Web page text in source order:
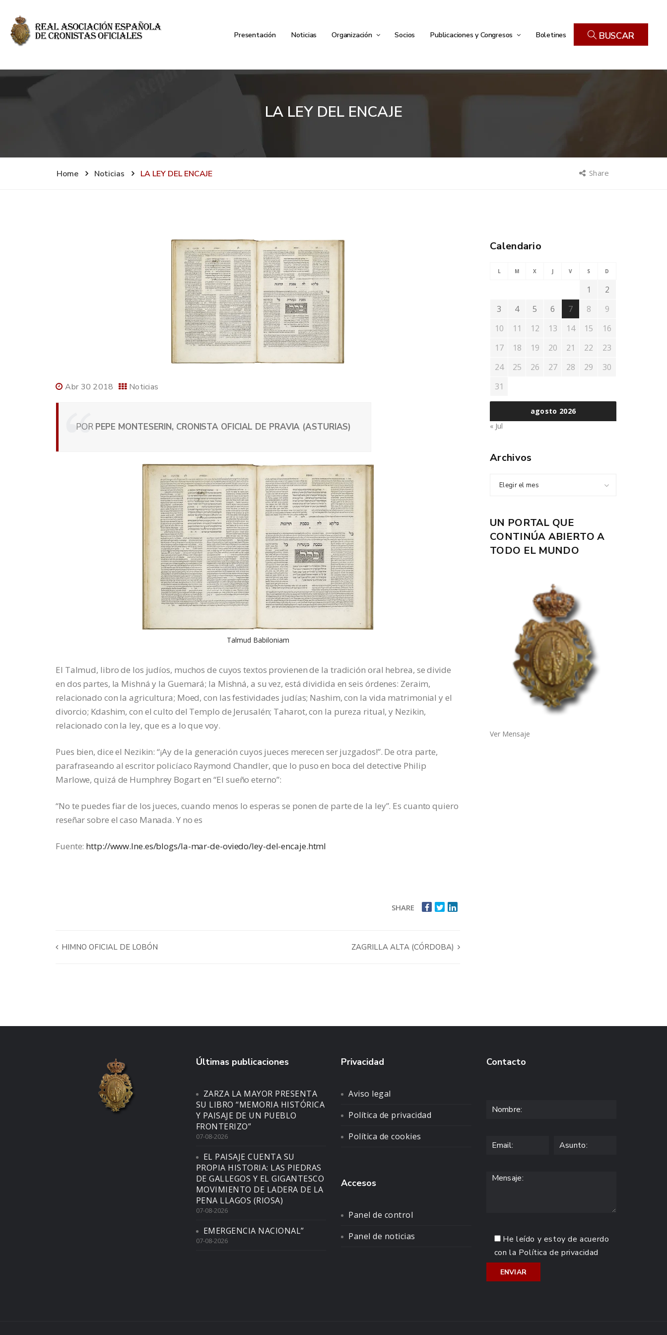
Presentación Noticias Organización Socios Publicaciones y Congresos Boletines BUSCAR
LA LEY DEL ENCAJE
Home Noticias LA LEY DEL ENCAJE Share
Abr 30 2018 Noticias
POR PEPE MONTESERIN, CRONISTA OFICIAL DE PRAVIA (ASTURIAS)
Talmud Babiloniam
El Talmud, libro de los judíos, muchos de cuyos textos provienen de la tradición oral hebrea, se divide
en dos partes, la Mishná y la Guemará; la Mishná, a su vez, está dividida en seis órdenes: Zeraim,
relacionado con la agricultura; Moed, con las festividades judías; Nashim, con la vida matrimonial y el
divorcio; Kdashim, con el culto del Templo de Jerusalén; Taharot, con la pureza ritual, y Nezikin,
relacionado con la ley, que es a lo que voy.
Pues bien, dice el Nezikin: “¡Ay de la generación cuyos jueces merecen ser juzgados!”. De otra parte,
parafraseando al escritor policíaco Raymond Chandler, que lo puso en boca del detective Philip
Marlowe, quizá de Humphrey Bogart en “El sueño eterno”:
“No te puedes fiar de los jueces, cuando menos lo esperas se ponen de parte de la ley”. Es cuanto quiero
reseñar sobre el caso Manada. Y no es
Fuente: http://www.lne.es/blogs/la-mar-de-oviedo/ley-del-encaje.html
SHARE
HIMNO OFICIAL DE LOBÓN ZAGRILLA ALTA (CÓRDOBA)
Calendario
agosto 2026
L M X J V S D
1
2
3
4 5 6 7 8
9
10
11 12 13 14 15
16
17
18 19 20 21 22
23
24
25 26 27 28 29
30
31
« Jul
Archivos
Elegir el mes
UN PORTAL QUE
CONTINÚA ABIERTO A
TODO EL MUNDO
Ver Mensaje
Últimas publicaciones
ZARZA LA MAYOR PRESENTA
SU LIBRO “MEMORIA HISTÓRICA
Y PAISAJE DE UN PUEBLO
FRONTERIZO”
07-08-2026
EL PAISAJE CUENTA SU
PROPIA HISTORIA: LAS PIEDRAS
DE GALLEGOS Y EL GIGANTESCO
MOVIMIENTO DE LADERA DE LA
PENA LLAGOS (RIOSA)
07-08-2026
EMERGENCIA NACIONAL”
07-08-2026
Privacidad
Aviso legal
Política de privacidad
Política de cookies
Accesos
Panel de control
Panel de noticias
Contacto
He leído y estoy de acuerdo
con la Política de privacidad